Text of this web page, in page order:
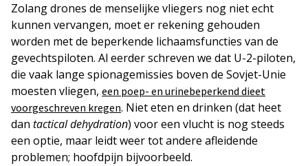
Zolang drones de menselijke vliegers nog niet echt
kunnen vervangen, moet er rekening gehouden
worden met de beperkende lichaamsfuncties van de
gevechtspiloten. Al eerder schreven we dat U-2-piloten,
die vaak lange spionagemissies boven de Sovjet-Unie
moesten vliegen, een poep- en urinebeperkend dieet
voorgeschreven kregen. Niet eten en drinken (dat heet
dan tactical dehydration) voor een vlucht is nog steeds
een optie, maar leidt weer tot andere afleidende
problemen; hoofdpijn bijvoorbeeld.